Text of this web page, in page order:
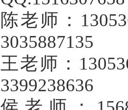
陈老师：
3035887135
王老师：
3399238636